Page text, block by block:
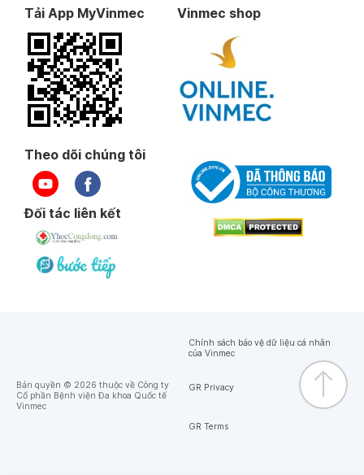
Tải App MyVinmec Vinmec shop
Theo dõi chúng tôi
Đối tác liên kết
Bản quyền © 2026 thuộc về Công ty
Cổ phần Bệnh viện Đa khoa Quốc tế
Vinmec
Chính sách bảo vệ dữ liệu cá nhân
của Vinmec
GR Privacy
GR Terms